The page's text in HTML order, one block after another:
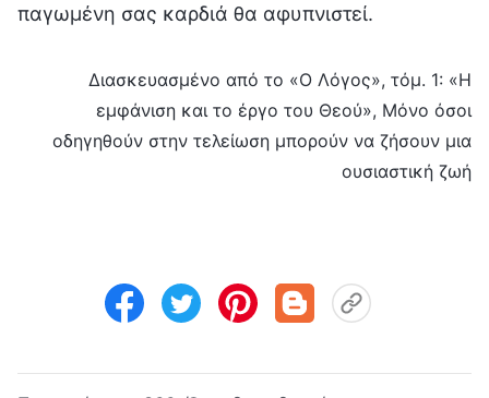
παγωμένη σας καρδιά θα αφυπνιστεί.
Διασκευασμένο από το «Ο Λόγος», τόμ. 1: «Η
εμφάνιση και το έργο του Θεού», Μόνο όσοι
οδηγηθούν στην τελείωση μπορούν να ζήσουν μια
ουσιαστική ζωή